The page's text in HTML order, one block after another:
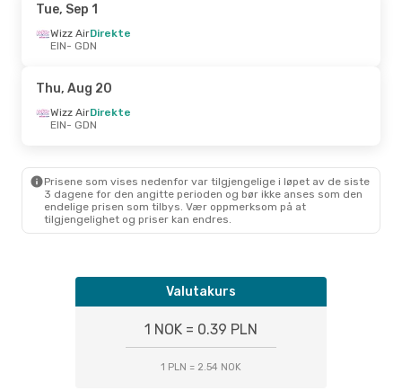
Tue, Sep 1
Wizz AirDirekte
EIN- GDN
Thu, Aug 20
Wizz AirDirekte
EIN- GDN
Prisene som vises nedenfor var tilgjengelige i løpet av de siste
3 dagene for den angitte perioden og bør ikke anses som den
endelige prisen som tilbys. Vær oppmerksom på at
tilgjengelighet og priser kan endres.
Valutakurs
1 NOK = 0.39 PLN
1 PLN = 2.54 NOK